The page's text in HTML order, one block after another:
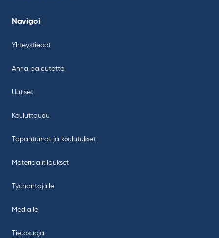
Navigoi
Yhteystiedot
Anna palautetta
Uutiset
Kouluttaudu
Tapahtumat ja koulutukset
Materiaalitilaukset
Työnantajalle
Medialle
Tietosuoja